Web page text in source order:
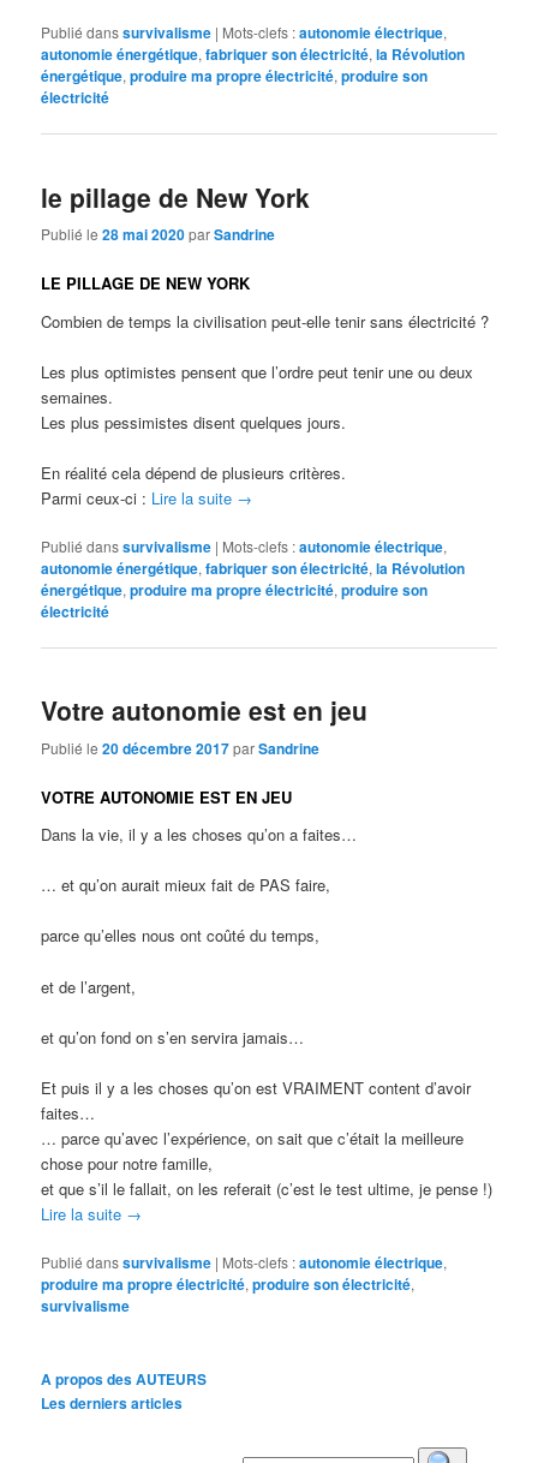
Publié danssurvivalisme | Mots-clefs :autonomie électrique,
autonomie énergétique,fabriquer son électricité,la Révolution
énergétique,produire ma propre électricité,produire son
électricité
le pillage de New York
Publié le28 mai 2020parSandrine
LE PILLAGE DE NEW YORK
Combien de temps la civilisation peut-elle tenir sans électricité ?
Les plus optimistes pensent que l’ordre peut tenir une ou deux
semaines.
Les plus pessimistes disent quelques jours.
En réalité cela dépend de plusieurs critères.
Parmi ceux-ci : Lire la suite →
Publié danssurvivalisme | Mots-clefs :autonomie électrique,
autonomie énergétique,fabriquer son électricité,la Révolution
énergétique,produire ma propre électricité,produire son
électricité
Votre autonomie est en jeu
Publié le20 décembre 2017parSandrine
VOTRE AUTONOMIE EST EN JEU
Dans la vie, il y a les choses qu’on a faites…
… et qu’on aurait mieux fait de PAS faire,
parce qu’elles nous ont coûté du temps,
et de l’argent,
et qu’on fond on s’en servira jamais…
Et puis il y a les choses qu’on est VRAIMENT content d’avoir
faites…
… parce qu’avec l’expérience, on sait que c’était la meilleure
chose pour notre famille,
et que s’il le fallait, on les referait (c’est le test ultime, je pense !)
Lire la suite →
Publié danssurvivalisme | Mots-clefs :autonomie électrique,
produire ma propre électricité,produire son électricité,
survivalisme
A propos des AUTEURS
Les derniers articles